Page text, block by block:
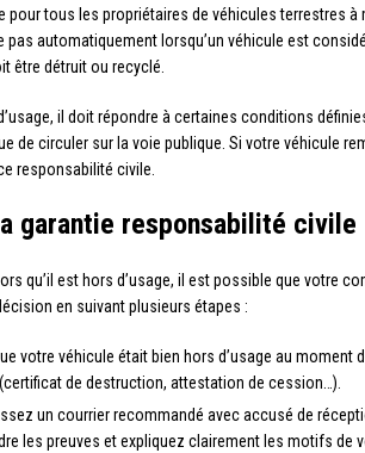
pour tous les propriétaires de véhicules terrestres
pas automatiquement lorsqu’un véhicule est
être détruit ou recyclé.
il doit répondre à certaines conditions
de circuler sur la voie publique. Si votre véhicule
responsabilité civile.
garantie responsabilité civile
qu’il est hors d’usage, il est possible que votre
en suivant plusieurs étapes :
votre véhicule était bien hors d’usage au
de destruction, attestation de cession…).
un courrier recommandé avec accusé de
les preuves et expliquez clairement les motifs de